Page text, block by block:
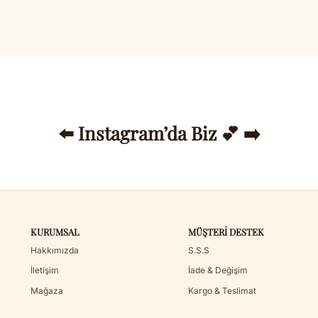
⬅️ Instagram’da Biz 💕 ➡️
KURUMSAL
Hakkımızda
İletişim
Mağaza
MÜŞTERI DESTEK
S.S.S
İade & Değişim
Kargo & Teslimat